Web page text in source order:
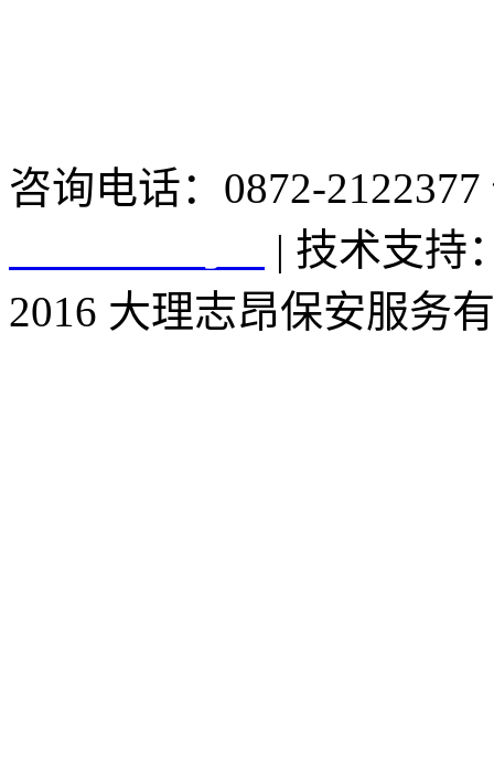
咨询电话：0872-
| 技术支持
2016 大理志昂保安服务